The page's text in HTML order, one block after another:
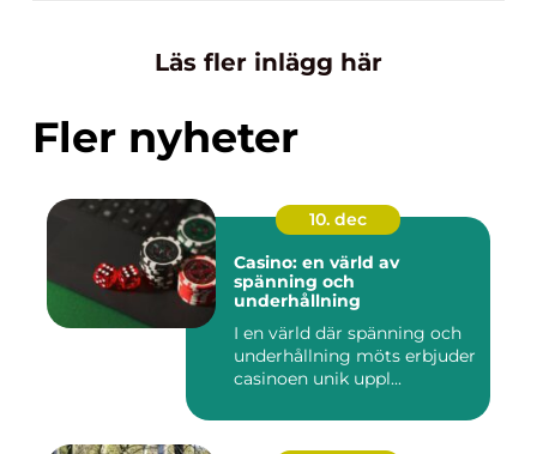
Läs fler inlägg här
Fler nyheter
10. dec
Casino: en värld av
spänning och
underhållning
I en värld där spänning och
underhållning möts erbjuder
casinoen unik uppl...